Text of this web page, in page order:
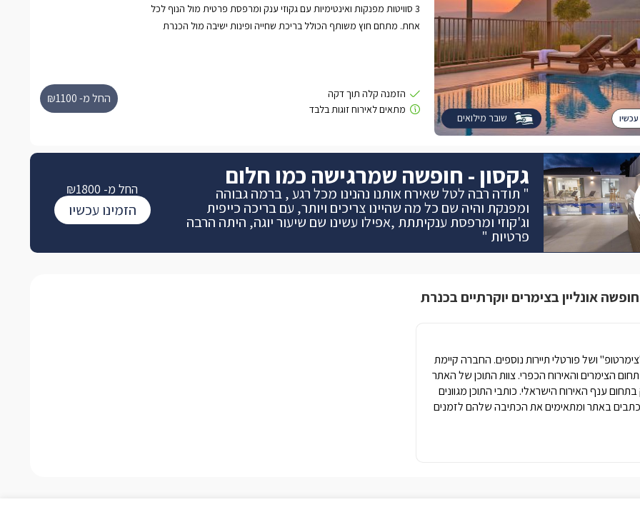
שובר מילואים
3 סוויטות מפנקות ואינטימיות עם גקוזי ענק ומרפסת פרטית מול הנוף לכל
אחת. מתחם חוץ משותף הכולל בריכת שחייה ופינות ישיבה מול הכנרת
החל מ- ₪1100
גקסון - חופשה שמרגישה כמו חלום
" תודה רבה לטל שאירח אותנו נהנינו מכל רגע , ברמה גבוהה
ומפנקת והיה שם כל מה שהיינו צריכים ויותר, עם בריכה כייפית
וג'קוזי ומרפסת ענקיתתת ,אפילו עשינו שם שיעור יוגה, היתה הרבה
פרטיות "
החל מ- ₪1800
הזמינו עכשיו
אונליין בצימרים יוקרתיים בכנרת
ושל פורטלי תיירות נוספים. החברה קיימת
שנים של ניסיון בתחום הצימרים והאירוח הכפרי. צוות התוכן של האתר
בתחום ענף האירוח הישראלי. כותבי התוכן מגוונים
באתר ומתאימים את הכתיבה שלהם לזמנים